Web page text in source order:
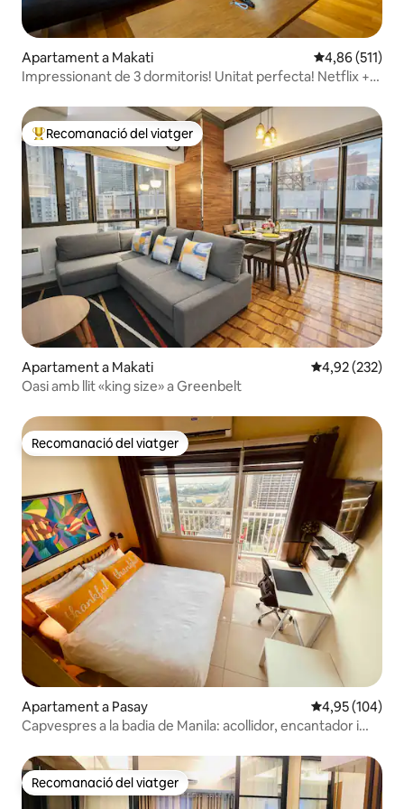
Apartament a Makati 4,86 de
4,86 (511)
Impressionant de 3 dormitoris! Unitat perfecta! Netflix +
Principals recomanacions dels viatgers
Recomanació del viatger
Apartament a Makati 4,92 de
4,92 (232)
Oasi amb llit «king size» a Greenbelt
Recomanació del viatger
Recomanació del viatger
Apartament a Pasay 4,95 de
4,95 (104)
Capvespres a la badia de Manila: acollidor, encantador i
Recomanació del viatger
Recomanació del viatger